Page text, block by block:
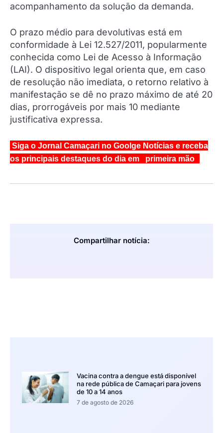
acompanhamento da solução da demanda.
O prazo médio para devolutivas está em
conformidade à Lei 12.527/2011, popularmente
conhecida como Lei de Acesso à Informação
(LAI). O dispositivo legal orienta que, em caso
de resolução não imediata, o retorno relativo à
manifestação se dê no prazo máximo de até 20
dias, prorrogáveis por mais 10 mediante
justificativa expressa.
Siga o Jornal Camaçari no Goolge Notícias e receba
os principais destaques do dia em primeira mão
Compartilhar notícia:
Vacina contra a dengue está disponível
na rede pública de Camaçari para jovens
de 10 a 14 anos
7 de agosto de 2026